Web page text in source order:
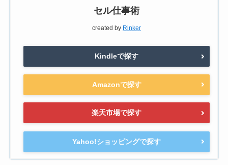
セル仕事術
created by Rinker
Kindleで探す
Amazonで探す
楽天市場で探す
Yahoo!ショッピングで探す